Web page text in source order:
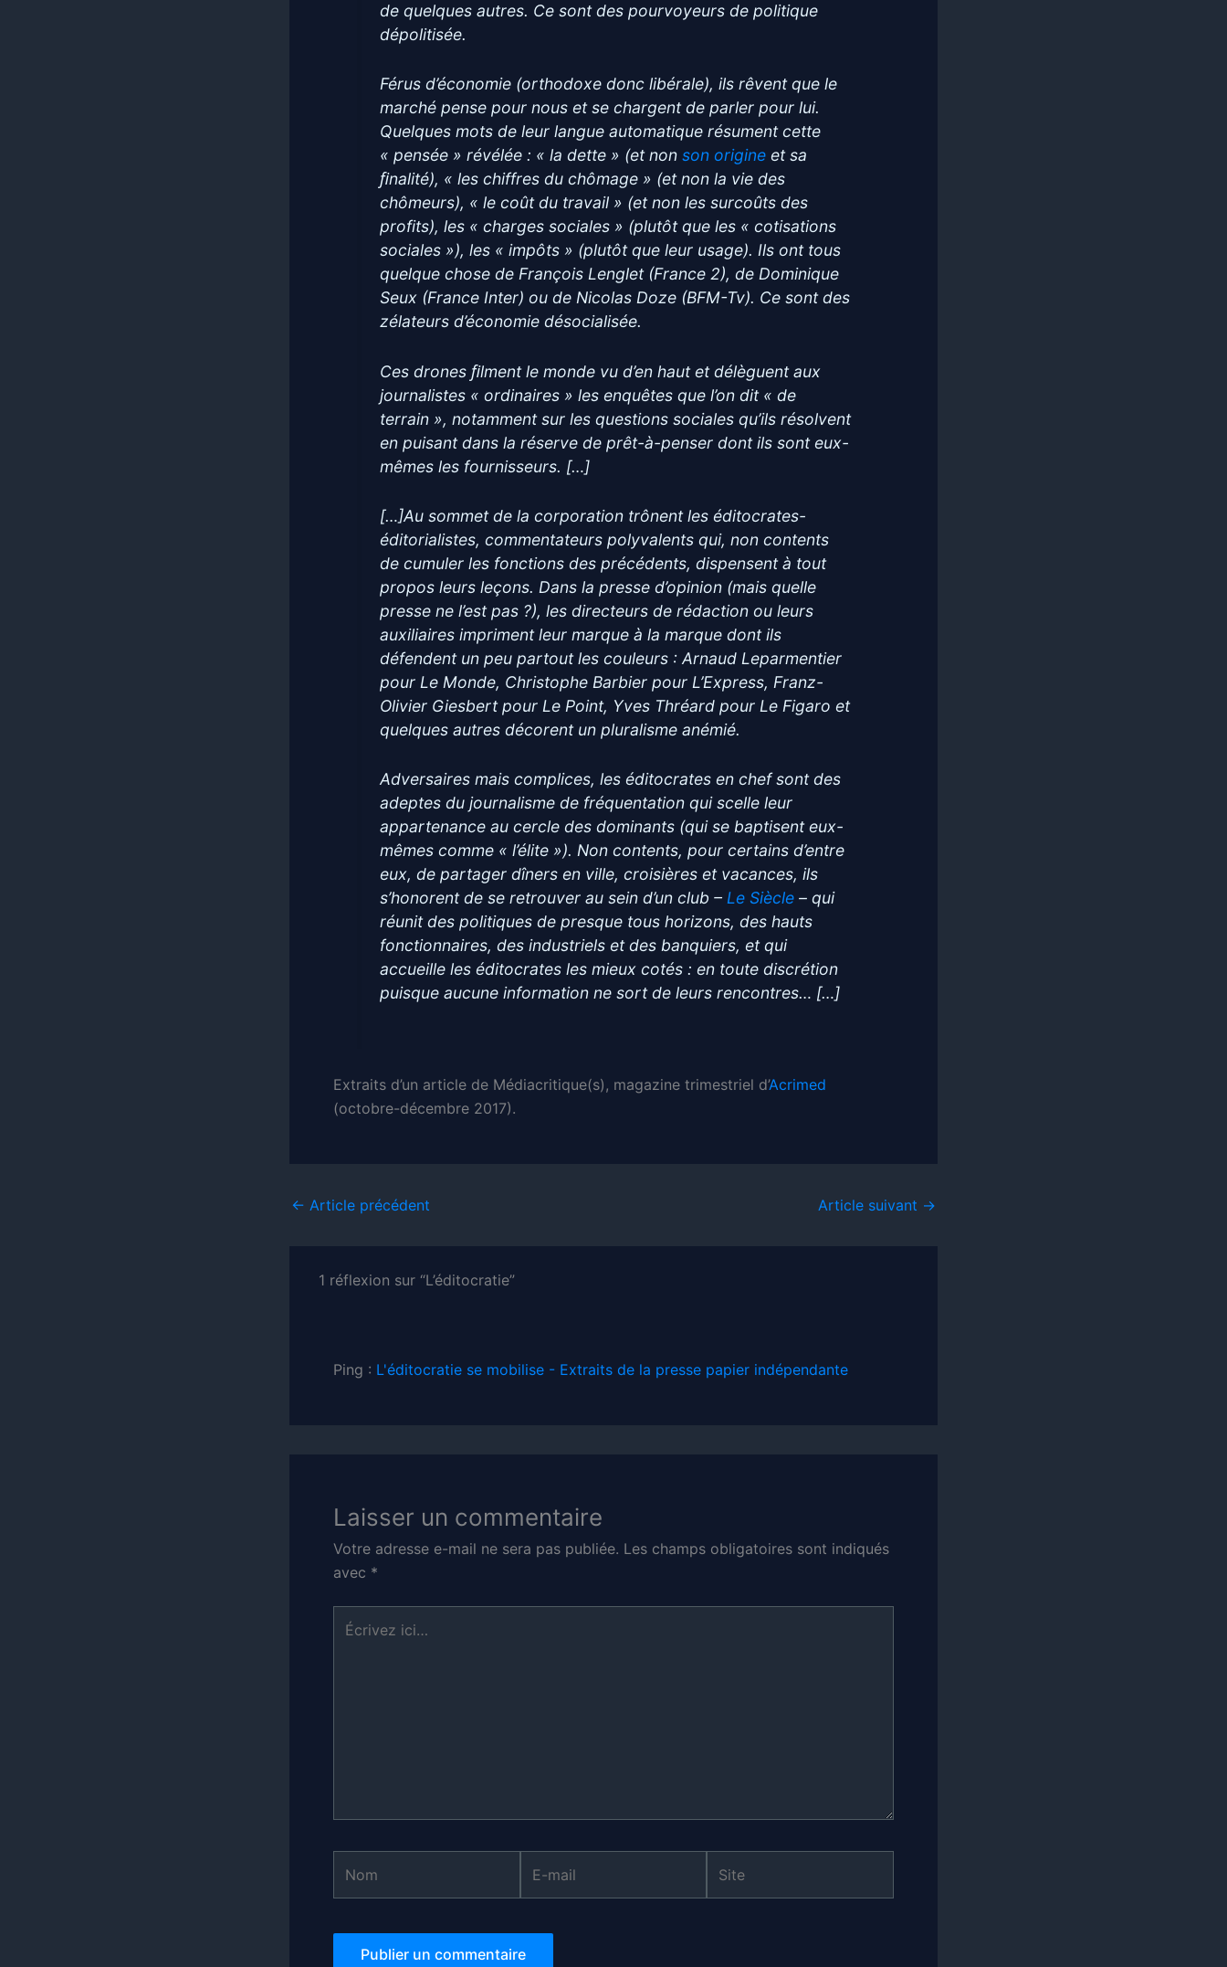
de quelques autres. Ce sont des pourvoyeurs de politique
dépolitisée.
Férus d’économie (orthodoxe donc libérale), ils rêvent que le
marché pense pour nous et se chargent de parler pour lui.
Quelques mots de leur langue automatique résument cette
« pensée » révélée : « la dette » (et nonson origine et sa
ﬁnalité), « les chiffres du chômage » (et non la vie des
chômeurs), « le coût du travail » (et non les surcoûts des
profits), les « charges sociales » (plutôt que les « cotisations
sociales »), les « impôts » (plutôt que leur usage). Ils ont tous
quelque chose de François Lenglet (France 2), de Dominique
Seux (France Inter) ou de Nicolas Doze (BFM-Tv). Ce sont des
zélateurs d’économie désocialisée.
Ces drones ﬁlment le monde vu d’en haut et délèguent aux
journalistes « ordinaires » les enquêtes que l’on dit « de
terrain », notamment sur les questions sociales qu’ils résolvent
en puisant dans la réserve de prêt-à-penser dont ils sont eux-
mêmes les fournisseurs. […]
[…]Au sommet de la corporation trônent les éditocrates-
éditorialistes, commentateurs polyvalents qui, non contents
de cumuler les fonctions des précédents, dispensent à tout
propos leurs leçons. Dans la presse d’opinion (mais quelle
presse ne l’est pas ?), les directeurs de rédaction ou leurs
auxiliaires impriment leur marque à la marque dont ils
défendent un peu partout les couleurs : Arnaud Leparmentier
pour Le Monde, Christophe Barbier pour L’Express, Franz-
Olivier Giesbert pour Le Point, Yves Thréard pour Le Figaro et
quelques autres décorent un pluralisme anémié.
Adversaires mais complices, les éditocrates en chef sont des
adeptes du journalisme de fréquentation qui scelle leur
appartenance au cercle des dominants (qui se baptisent eux-
mêmes comme « l’élite »). Non contents, pour certains d’entre
eux, de partager dîners en ville, croisières et vacances, ils
s’honorent de se retrouver au sein d’un club – Le Siècle – qui
réunit des politiques de presque tous horizons, des hauts
fonctionnaires, des industriels et des banquiers, et qui
accueille les éditocrates les mieux cotés : en toute discrétion
puisque aucune information ne sort de leurs rencontres… […]
Extraits d’un article de Médiacritique(s), magazine trimestriel d’Acrimed
(octobre-décembre 2017).
← Article précédent Article suivant →
1 réflexion sur “L’éditocratie”
Ping : L'éditocratie se mobilise - Extraits de la presse papier indépendante
Laisser un commentaire
Votre adresse e-mail ne sera pas publiée. Les champs obligatoires sont indiqués
avec *
Écrivez
ici…
mail